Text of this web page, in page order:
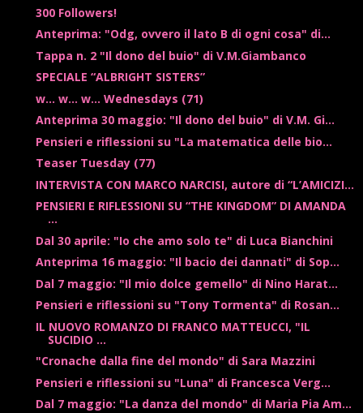
300 Followers!
Anteprima: "Odg, ovvero il lato B di ogni cosa" di...
Tappa n. 2 "Il dono del buio" di V.M.Giambanco
SPECIALE “ALBRIGHT SISTERS”
w... w... w... Wednesdays (71)
Anteprima 30 maggio: "Il dono del buio" di V.M. Gi...
Pensieri e riflessioni su "La matematica delle bio...
Teaser Tuesday (77)
INTERVISTA CON MARCO NARCISI, autore di “L’AMICIZI...
PENSIERI E RIFLESSIONI SU “THE KINGDOM” DI AMANDA
...
Dal 30 aprile: "Io che amo solo te" di Luca Bianchini
Anteprima 16 maggio: "Il bacio dei dannati" di Sop...
Dal 7 maggio: "Il mio dolce gemello" di Nino Harat...
Pensieri e riflessioni su "Tony Tormenta" di Rosan...
IL NUOVO ROMANZO DI FRANCO MATTEUCCI, "IL
SUCIDIO ...
"Cronache dalla fine del mondo" di Sara Mazzini
Pensieri e riflessioni su "Luna" di Francesca Verg...
Dal 7 maggio: "La danza del mondo" di Maria Pia Am...